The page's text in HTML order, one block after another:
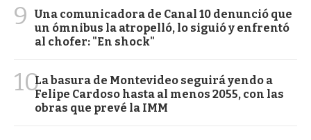
9
Una comunicadora de Canal 10 denunció que
un ómnibus la atropelló, lo siguió y enfrentó
al chofer: "En shock"
10La basura de Montevideo seguirá yendo a
Felipe Cardoso hasta al menos 2055, con las
obras que prevé la IMM